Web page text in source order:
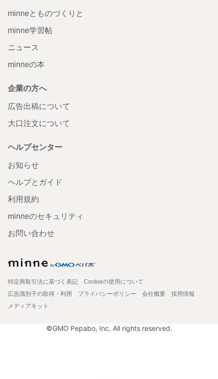
minneとものづくりと
minne学習帖
ニュース
minneの本
企業の方へ
広告出稿について
大口注文について
ヘルプセンター
お知らせ
ヘルプとガイド
利用規約
minneのセキュリティ
お問い合わせ
特定商取引法に基づく表記
Cookieの使用について
広告識別子の取得・利用
プライバシーポリシー 会社概要
採用情報
メディアキット
©GMO Pepabo, Inc. All rights reserved.